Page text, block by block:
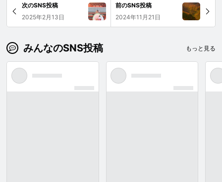
次のSNS投稿
2025年2月13日
前のSNS投稿
2024年11月21日
みんなのSNS投稿 もっと見る